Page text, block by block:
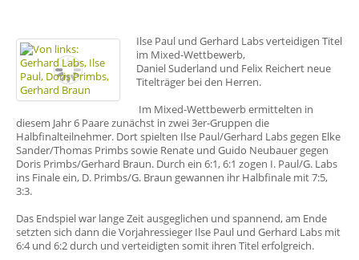
Ilse Paul und Gerhard Labs verteidigen Titel
im Mixed-Wettbewerb,
Daniel Suderland und Felix Reichert neue
Titelträger bei den Herren.
Im Mixed-Wettbewerb ermittelten in
diesem Jahr 6 Paare zunächst in zwei 3er-Gruppen die
Halbfinalteilnehmer. Dort spielten Ilse Paul/Gerhard Labs gegen Elke
Sander/Thomas Primbs sowie Renate und Guido Neubauer gegen
Doris Primbs/Gerhard Braun. Durch ein 6:1, 6:1 zogen I. Paul/G. Labs
ins Finale ein, D. Primbs/G. Braun gewannen ihr Halbfinale mit 7:5,
3:3.
Das Endspiel war lange Zeit ausgeglichen und spannend, am Ende
setzten sich dann die Vorjahressieger Ilse Paul und Gerhard Labs mit
6:4 und 6:2 durch und verteidigten somit ihren Titel erfolgreich.